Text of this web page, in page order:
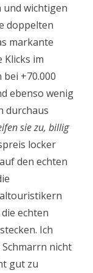
wichtigen
doppelten
markante
im
+70.000
ebenso wenig
durchaus
sie zu, billig
locker
den echten
echten
Ich
nicht
gut zu